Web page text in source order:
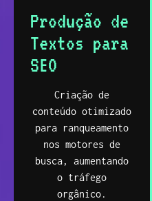
Produção de
Textos para
SEO
Criação de
conteúdo otimizado
para ranqueamento
nos motores de
busca, aumentando
o tráfego
orgânico.